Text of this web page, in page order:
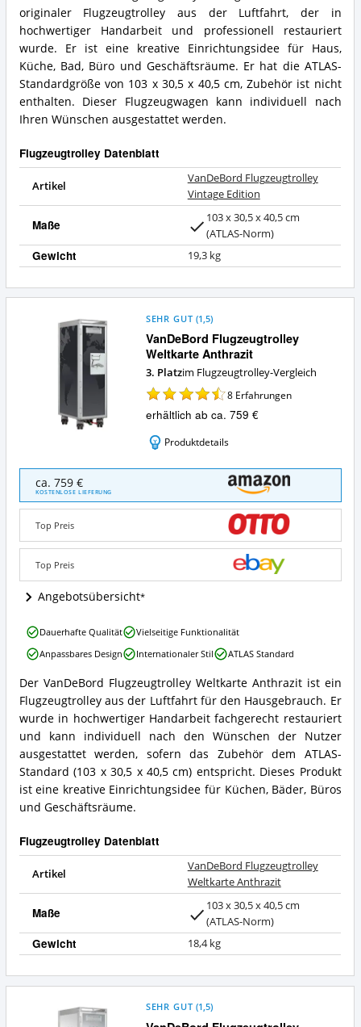
Flugzeugtrolley
Vintage
Edition
Zusammenfassung:
Was
bietet
Flugzeugtrolley?
originaler Flugzeugtrolley aus der Luftfahrt, der in
hochwertiger Handarbeit und professionell restauriert
wurde. Er ist eine kreative Einrichtungsidee für Haus,
Küche, Bad, Büro und Geschäftsräume. Er hat die ATLAS-
Standardgröße von 103 x 30,5 x 40,5 cm, Zubehör ist nicht
enthalten. Dieser Flugzeugwagen kann individuell nach
Ihren Wünschen ausgestattet werden.
Flugzeugtrolley Datenblatt
Artikel
VanDeBord Flugzeugtrolley
Vintage Edition
Maße
103 x 30,5 x 40,5 cm
(ATLAS-Norm)
Gewicht 19,3 kg
Was
spricht
für
Flugzeugtrolley?
VanDeBord Flugzeugtrolley
Weltkarte Anthrazit
SEHR GUT (1,5)
3. Platzim Flugzeugtrolley-Vergleich
8 Erfahrungen
erhältlich ab ca. 759 €
Produktdetails
VanDeBord
Flugzeugtrolley
Weltkarte
Anthrazit
Angebote:
Wo
Flugzeugtrolley
erhältlich?
ca. 759 €
KOSTENLOSE LIEFERUNG
Top Preis
Top Preis
Angebotsübersicht
VanDeBord
Flugzeugtrolley
Weltkarte
Anthrazit
Zusammenfassung:
Was
bietet
Flugzeugtrolley?
Der VanDeBord Flugzeugtrolley Weltkarte Anthrazit ist ein
Flugzeugtrolley aus der Luftfahrt für den Hausgebrauch. Er
wurde in hochwertiger Handarbeit fachgerecht restauriert
und kann individuell nach den Wünschen der Nutzer
ausgestattet werden, sofern das Zubehör dem ATLAS-
Standard (103 x 30,5 x 40,5 cm) entspricht. Dieses Produkt
ist eine kreative Einrichtungsidee für Küchen, Bäder, Büros
und Geschäftsräume.
Flugzeugtrolley Datenblatt
Artikel
VanDeBord Flugzeugtrolley
Weltkarte Anthrazit
Maße
103 x 30,5 x 40,5 cm
(ATLAS-Norm)
Gewicht 18,4 kg
VanDeBord
Flugzeugtrolley
Weltkarte
Vorteile:
Was
spricht
für
Flugzeugtrolley?
Dauerhafte Qualität
Vielseitige Funktionalität
Anpassbares Design
Internationaler Stil ATLAS Standard
SEHR GUT (1,5)